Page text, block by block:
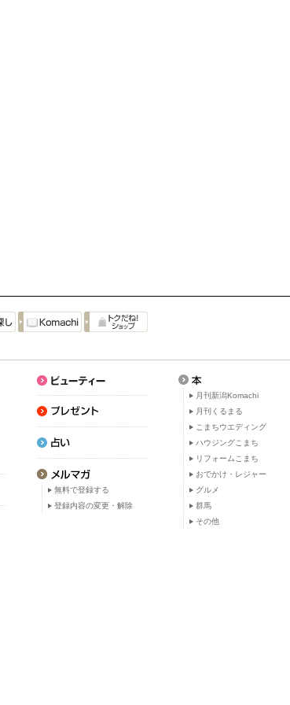
無料で登録する
登録内容の変更・解除
月刊新潟Komachi
月刊くるまる
こまちウエディング
ハウジングこまち
リフォームこまち
おでかけ・レジャー
グルメ
群馬
その他